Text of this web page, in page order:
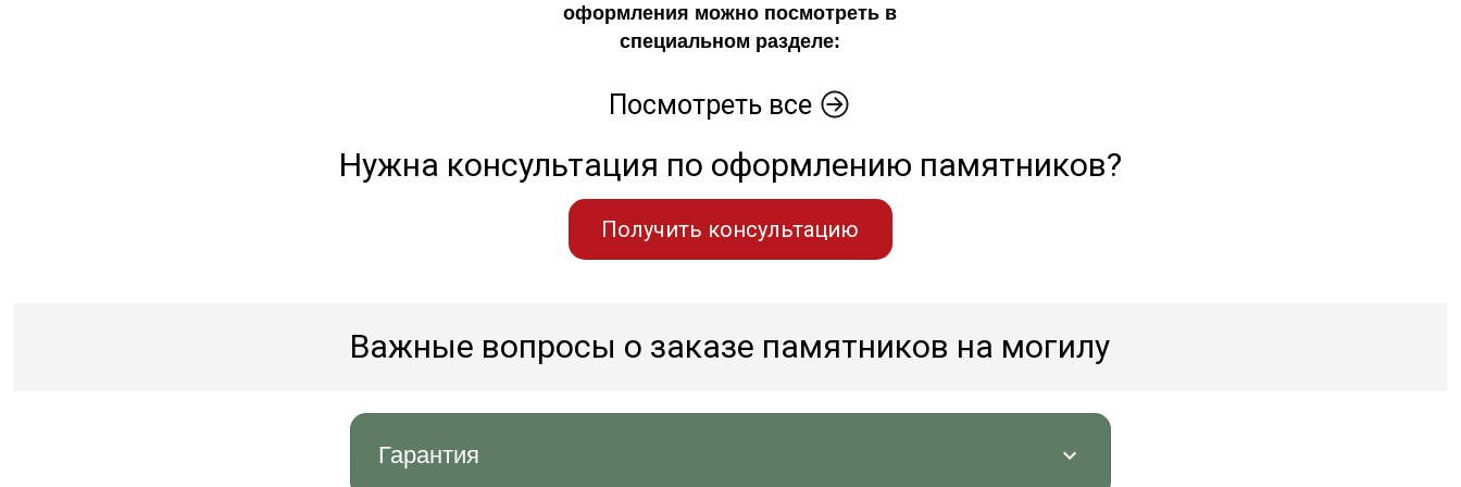
оформления можно посмотреть в
специальном разделе:
Посмотреть все
Нужна консультация по оформлению памятников?
Получить консультацию
Важные вопросы о заказе памятников на могилу
Гарантия